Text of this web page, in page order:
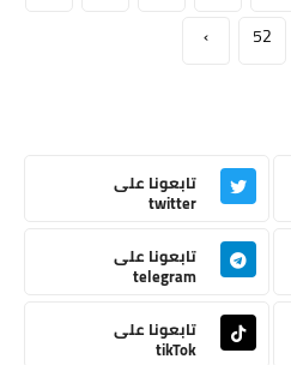
52
›
تابعونا على
twitter
تابعونا على
telegram
تابعونا على
tikTok